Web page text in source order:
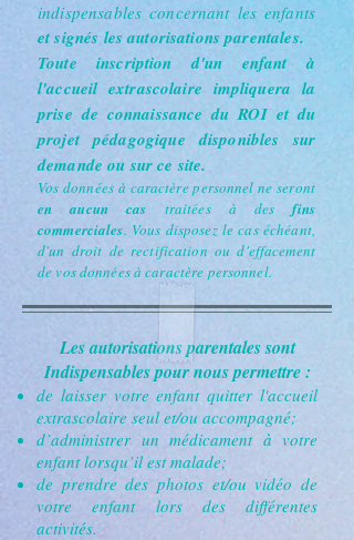
indispensables concernant les enfants
et signés les autorisations parentales.
Toute inscription d'un enfant à
l'accueil extrascolaire impliquera la
prise de connaissance du ROI et du
projet pédagogique disponibles sur
demande ou sur ce site.
Vos données à caractère personnel ne seront
en aucun cas traitées à desfins
commerciales. Vous disposez le cas échéant,
d'un droit de rectification ou d'effacement
de vos données à caractère personnel.
Les autorisations parentales sont
Indispensables pour nous permettre :
de laisser votre enfant quitter l'accueil
extrascolaire seul et/ou accompagné;
d’administrer un médicament à votre
enfant lorsqu’il est malade;
de prendre des photos et/ou vidéo de
votre enfant lors des différentes
activités.